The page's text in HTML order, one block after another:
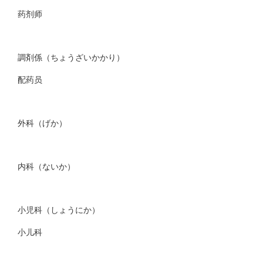
药剂师
調剤係（ちょうざいかかり）
配药员
外科（げか）
内科（ないか）
小児科（しょうにか）
小儿科